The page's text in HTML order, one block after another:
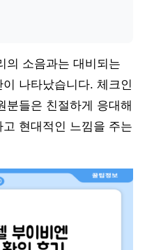
의 소음과는 대비되는
나타났습니다. 체크인
분들은 친절하게 응대해
현대적인 느낌을 주는